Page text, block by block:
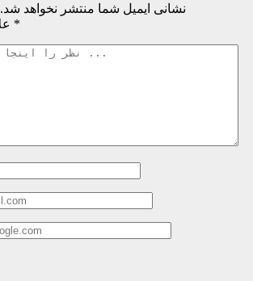
نشانی ایمیل شما منتشر نخواهد شد.
*